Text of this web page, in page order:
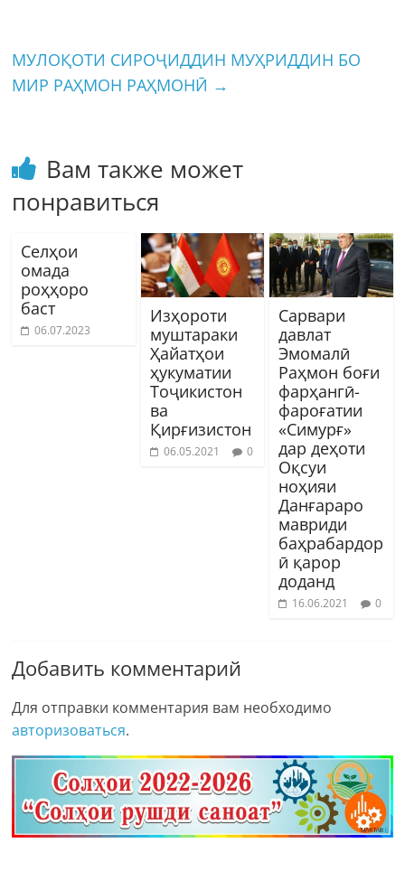
МУЛОҚОТИ СИРОҶИДДИН МУҲРИДДИН БО
МИР РАҲМОН РАҲМОНӢ →
Вам также может
понравиться
Селҳои
омада
роҳҳоро
баст
06.07.2023
Изҳороти
муштараки
Ҳайатҳои
ҳукуматии
Тоҷикистон
ва
Қирғизистон
06.05.2021 0
Сарвари
давлат
Эмомалӣ
Раҳмон боғи
фарҳангӣ-
фароғатии
«Симурғ»
дар деҳоти
Оқсуи
ноҳияи
Данғараро
мавриди
баҳрабардор
ӣ қарор
доданд
16.06.2021 0
Добавить комментарий
Для отправки комментария вам необходимо
авторизоваться.